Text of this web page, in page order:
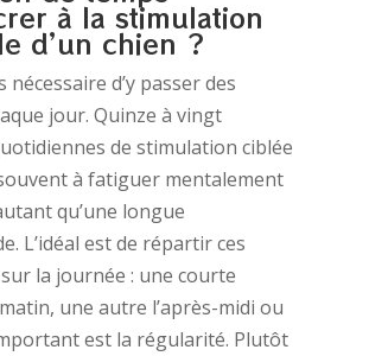
à la stimulation
d’un chien ?
nécessaire d’y passer des
jour. Quinze à vingt
de stimulation ciblée
à fatiguer mentalement
qu’une longue
L’idéal est de répartir ces
la journée : une courte
une autre l’après-midi ou
est la régularité. Plutôt